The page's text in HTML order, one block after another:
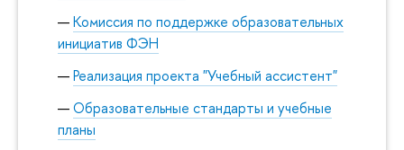
Комиссия по поддержке образовательных
инициатив ФЭН
Реализация проекта "Учебный ассистент"
Образовательные стандарты и учебные
планы